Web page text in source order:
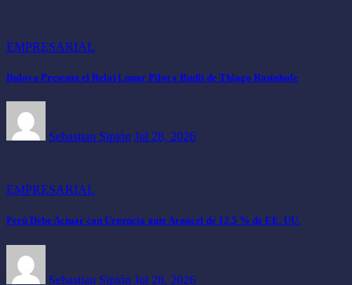
EMPRESARIAL
Bulova Presenta el Reloj Lunar Pilot x Budii de Thiago Rosinhole
Sebastian Sipión Jul 28, 2026
EMPRESARIAL
Perú Debe Actuar con Urgencia ante Arancel de 12.5 % de EE. UU.
Sebastian Sipión Jul 28, 2026